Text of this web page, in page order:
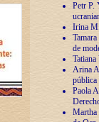
Petr P.
Irina
de
Arina
pública
Paola
Martha